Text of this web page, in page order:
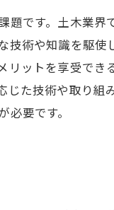
です。土木業界
術や知識を駆
ットを享受でき
た技術や取り組
要です。